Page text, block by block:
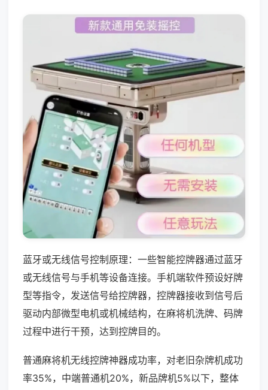
蓝牙或无线信号控制原理：一些智能控牌器通过蓝牙
或无线信号与手机等设备连接。手机端软件预设好牌
型等指令，发送信号给控牌器，控牌器接收到信号后
驱动内部微型电机或机械结构，在麻将机洗牌、码牌
过程中进行干预，达到控牌目的。
普通麻将机无线控牌神器成功率，对老旧杂牌机成功
率35%，中端普通机20%，新品牌机5%以下，整体